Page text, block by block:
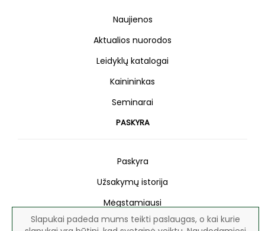
Slapukai padeda mums teikti paslaugas, o kai kurie
Naujienos
Aktualios nuorodos
Leidyklų katalogai
Kainininkas
Seminarai
PASKYRA
Paskyra
Užsakymų istorija
Mėgstamiausi
Naujienlaiškis